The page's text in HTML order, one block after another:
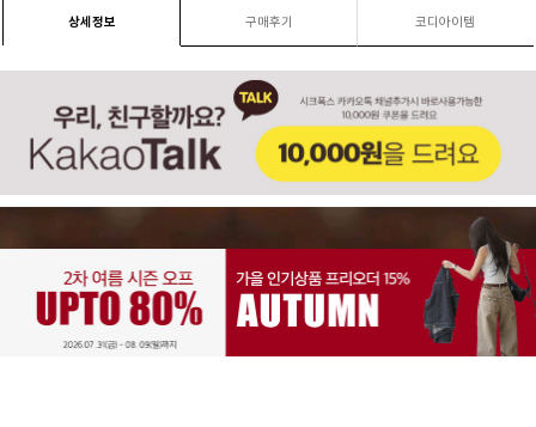
상세정보 구매후기 코디아이템